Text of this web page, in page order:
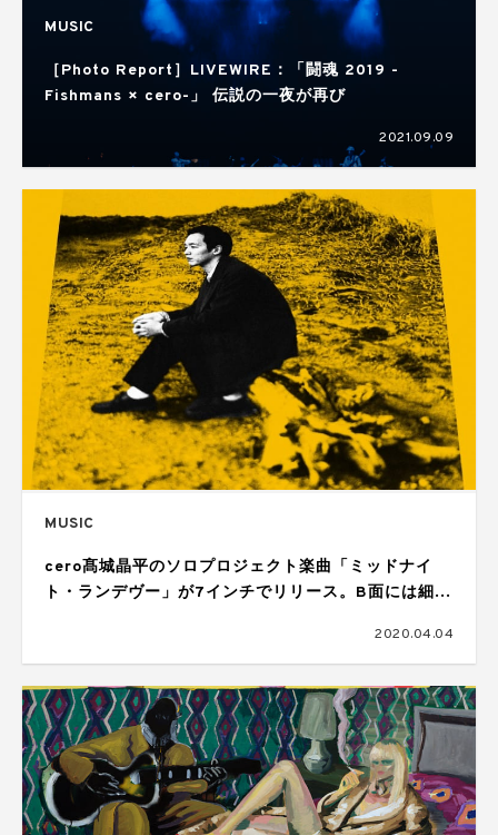
MUSIC
［Photo Report］LIVEWIRE：「闘魂 2019 -
Fishmans × cero-」 伝説の一夜が再び
2021.09.09
MUSIC
cero髙城晶平のソロプロジェクト楽曲「ミッドナイ
ト・ランデヴー」が7インチでリリース。B面には細野
2020.04.04